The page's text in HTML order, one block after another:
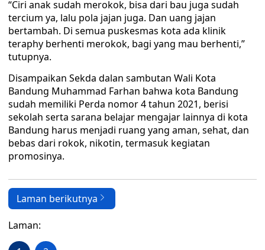
“Ciri anak sudah merokok, bisa dari bau juga sudah
tercium ya, lalu pola jajan juga. Dan uang jajan
bertambah. Di semua puskesmas kota ada klinik
teraphy berhenti merokok, bagi yang mau berhenti,”
tutupnya.
Disampaikan Sekda dalan sambutan Wali Kota
Bandung Muhammad Farhan bahwa kota Bandung
sudah memiliki Perda nomor 4 tahun 2021, berisi
sekolah serta sarana belajar mengajar lainnya di kota
Bandung harus menjadi ruang yang aman, sehat, dan
bebas dari rokok, nikotin, termasuk kegiatan
promosinya.
Laman berikutnya
Laman: